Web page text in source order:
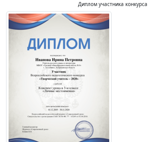
Диплом участника конкурса